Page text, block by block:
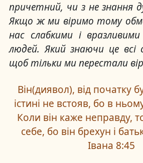
причетний, чи з не знання
Якщо ж ми віримо тому
нас слабкими і
людей. Який знаючи це всі
щоб тільки ми перестали
Він(диявол), від початку
істині не встояв, бо в
Коли він каже неправду,
себе, бо він брехун і
Івана 8:45